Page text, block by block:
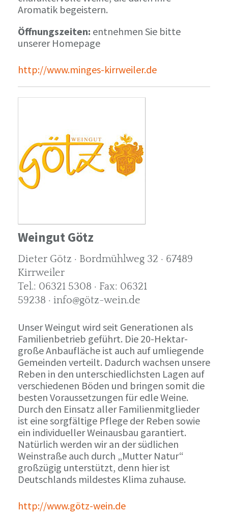
Aromatik begeistern.
Öffnungszeiten: entnehmen Sie bitte
unserer Homepage
http://www.minges-kirrweiler.de
Weingut Götz
Dieter Götz · Bordmühlweg 32 · 67489
Kirrweiler
Tel.: 06321 5308 · Fax: 06321
59238 · info@götz-wein.de
Unser Weingut wird seit Generationen als
Familienbetrieb geführt. Die 20-Hektar-
große Anbaufläche ist auch auf umliegende
Gemeinden verteilt. Dadurch wachsen unsere
Reben in den unterschiedlichsten Lagen auf
verschiedenen Böden und bringen somit die
besten Voraussetzungen für edle Weine.
Durch den Einsatz aller Familienmitglieder
ist eine sorgfältige Pflege der Reben sowie
ein individueller Weinausbau garantiert.
Natürlich werden wir an der südlichen
Weinstraße auch durch „Mutter Natur“
großzügig unterstützt, denn hier ist
Deutschlands mildestes Klima zuhause.
http://www.götz-wein.de